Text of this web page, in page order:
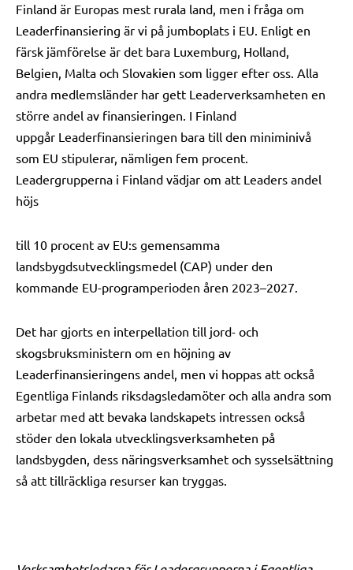
Finland är Europas mest rurala land, men i fråga om
Leaderfinansiering är vi på jumboplats i EU. Enligt en
färsk jämförelse är det bara Luxemburg, Holland,
Belgien, Malta och Slovakien som ligger efter oss. Alla
andra medlemsländer har gett Leaderverksamheten en
större andel av finansieringen. I Finland
uppgår Leaderfinansieringen bara till den miniminivå
som EU stipulerar, nämligen fem procent.
Leadergrupperna i Finland vädjar om att Leaders andel
höjs
till 10 procent av EU:s gemensamma
landsbygdsutvecklingsmedel (CAP) under den
kommande EU-programperioden åren 2023–2027.
Det har gjorts en interpellation till jord- och
skogsbruksministern om en höjning av
Leaderfinansieringens andel, men vi hoppas att också
Egentliga Finlands riksdagsledamöter och alla andra som
arbetar med att bevaka landskapets intressen också
stöder den lokala utvecklingsverksamheten på
landsbygden, dess näringsverksamhet och sysselsättning
så att tillräckliga resurser kan tryggas.